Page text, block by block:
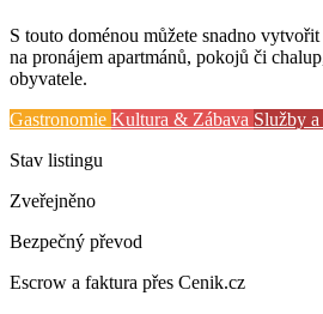
S touto doménou můžete snadno
na pronájem apartmánů, pokojů či
obyvatele.
Gastronomie Kultura & Zábava Služby
Stav listingu
Zveřejněno
Bezpečný převod
Escrow a faktura přes Cenik.cz